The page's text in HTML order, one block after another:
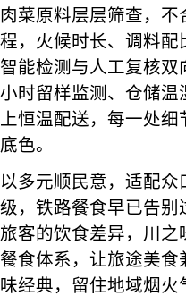
肉菜原料层层筛查，
程，火候时长、调料
智能检测与人工复核
小时留样监测、仓储
上恒温配送，每一处
底色。
以多元顺民意，适配
级，铁路餐食早已告
旅客的饮食差异，川
餐食体系，让旅途美
味经典，留住地域烟